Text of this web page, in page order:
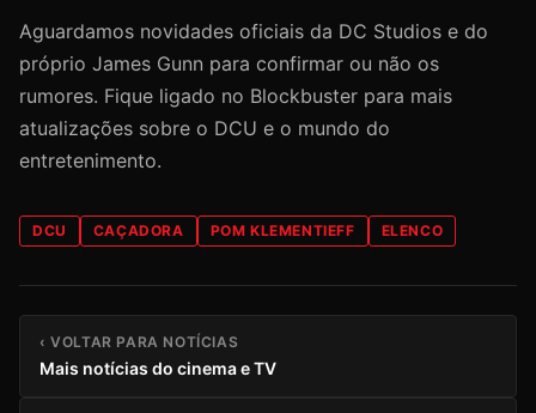
Aguardamos novidades oficiais da DC Studios e do
próprio James Gunn para confirmar ou não os
rumores. Fique ligado no Blockbuster para mais
atualizações sobre o DCU e o mundo do
entretenimento.
DCU CAÇADORA POM KLEMENTIEFF ELENCO
‹ VOLTAR PARA NOTÍCIAS
Mais notícias do cinema e TV